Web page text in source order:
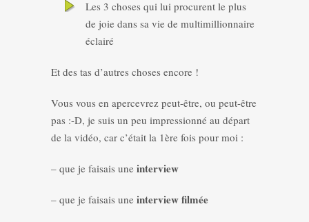
Les 3 choses qui lui procurent le plus
de joie dans sa vie de multimillionnaire
éclairé
Et des tas d’autres choses encore !
Vous vous en apercevrez peut-être, ou peut-être
pas :-D, je suis un peu impressionné au départ
de la vidéo, car c’était la 1ère fois pour moi :
– que je faisais une interview
– que je faisais une interview filmée